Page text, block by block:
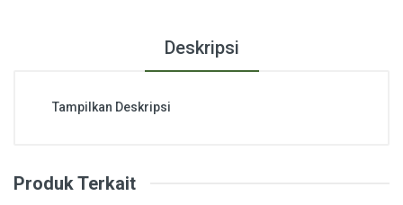
Deskripsi
Tampilkan Deskripsi
Produk Terkait